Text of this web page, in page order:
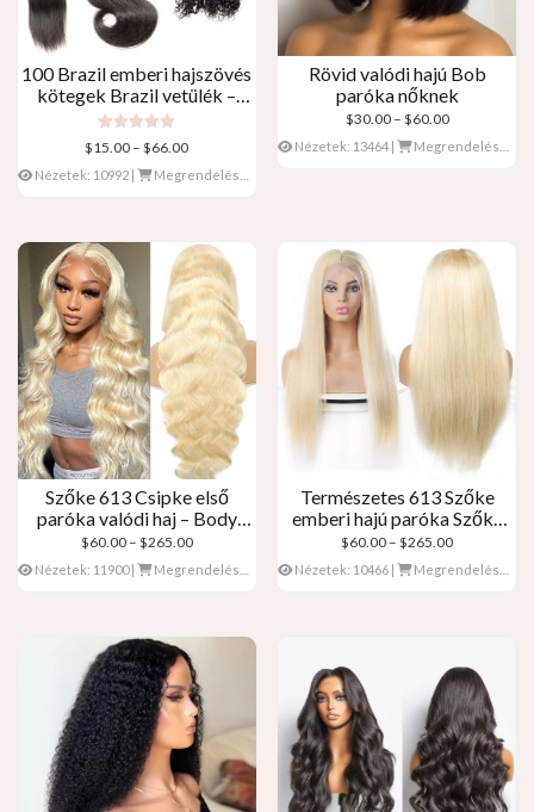
100 Brazil emberi hajszövés
kötegek Brazil vetülék –
Egyenes, Body Wave,
Göndör
Névleges
5.00
ki 5
$15.00 – $66.00Árkategória:
$15.00
Nézetek: 10992 | Megrendelések: 1
Rövid valódi hajú Bob
paróka nőknek
$30.00 – $60.00Árkategória:
$30.00
Nézetek: 13464 | Megrendelések: 0
Szőke 613 Csipke első
paróka valódi haj – Body
Wave
$60.00 – $265.00Árkategória:
$60.00
Nézetek: 11900| Megrendelések: 0
Természetes 613 Szőke
emberi hajú paróka Szőke
csipke első paróka
$60.00 – $265.00Árkategória:
$60.00
Nézetek: 10466 Megrendelések: 0